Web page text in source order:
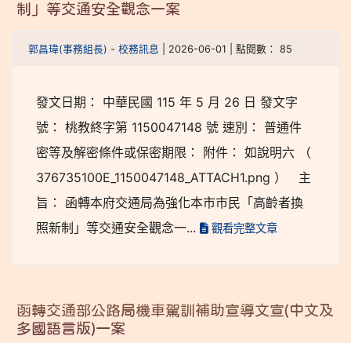
制」等交通安全觀念一案
郭昌瑋(事務組長) - 校務訊息 | 2026-06-01 | 點閱數： 85
發文日期： 中華民國 115 年 5 月 26 日 發文字
號： 桃教終字第 1150047148 號 速別： 普通件
密等及解密條件或保密期限： 附件： 如說明六 （
376735100E_1150047148_ATTACH1.png ） 主
旨： 函轉本府交通局為強化本市市民「高齡者換
照新制」等交通安全觀念一...
觀看完整文章
函轉交通部公路局機車駕訓補助宣導文宣(中文及
多國語言版)一案